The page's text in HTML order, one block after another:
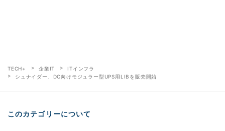
TECH+ 企業IT
ITインフラ
シュナイダー、DC向けモジュラー型UPS用LIBを販売開始
このカテゴリーについて